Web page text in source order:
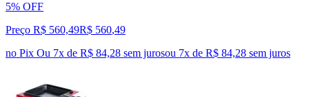
5% OFF
Preço R$ 560,49R$ 560,49
no Pix Ou 7x de R$ 84,28 sem jurosou 7x de R$ 84,28 sem juros